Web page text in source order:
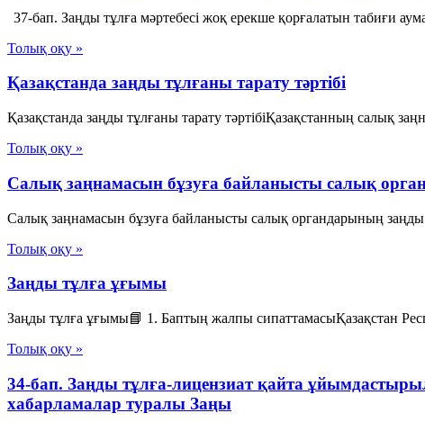
37-бап. Заңды тұлға мәртебесi жоқ ерекше қорғалатын табиғи
Толық оқу »
Қазақстанда заңды тұлғаны тарату тәртібі
Қазақстанда заңды тұлғаны тарату тәртібіҚазақстанның салық
Толық оқу »
Салық заңнамасын бұзуға байланысты салық
Салық заңнамасын бұзуға байланысты салық органдарының заңды
Толық оқу »
Заңды тұлға ұғымы
Заңды тұлға ұғымы📘 1. Баптың жалпы сипаттамасыҚазақстан
Толық оқу »
34-бап. Заңды тұлға-лицензиат қайта
хабарламалар туралы Заңы